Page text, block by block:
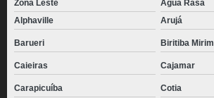
Zona Leste
Água Rasa
Alphaville
Arujá
Barueri Biritiba Mirim
Caieiras Cajamar
Carapicuíba Cotia